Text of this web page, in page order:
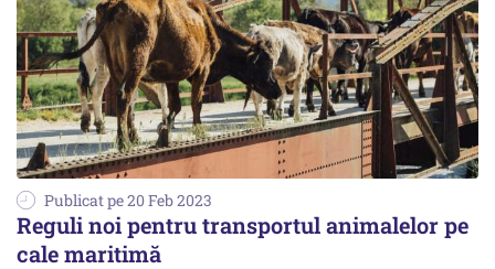
Publicat pe 20 Feb 2023
Reguli noi pentru transportul animalelor pe
cale maritimă